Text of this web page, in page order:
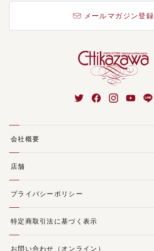
メールマガジン登録
会社概要
店舗
プライバシーポリシー
特定商取引法に基づく表示
お問い合わせ（オンライン）